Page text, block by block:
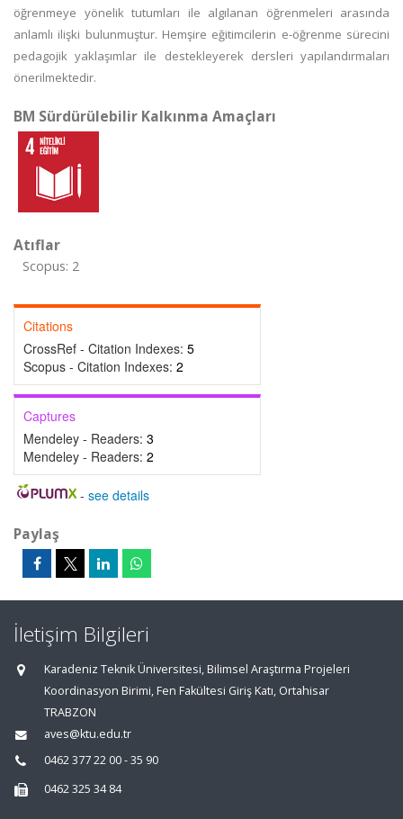
öğrenmeye yönelik tutumları ile algılanan öğrenmeleri arasında
anlamlı ilişki bulunmuştur. Hemşire eğitimcilerin e-öğrenme sürecini
pedagojik yaklaşımlar ile destekleyerek dersleri yapılandırmaları
önerilmektedir.
BM Sürdürülebilir Kalkınma Amaçları
Atıflar
Scopus: 2
Citations
CrossRef - Citation Indexes: 5
Scopus - Citation Indexes: 2
Captures
Mendeley - Readers: 3
Mendeley - Readers: 2
- see details
Paylaş
İletişim Bilgileri
Karadeniz Teknik Üniversitesi, Bilimsel Araştırma Projeleri
Koordinasyon Birimi, Fen Fakültesi Giriş Katı, Ortahisar
TRABZON
aves@ktu.edu.tr
0462 377 22 00 - 35 90
0462 325 34 84